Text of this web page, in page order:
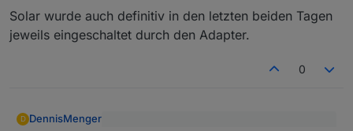
nochmal genauer an – dann könnte da tatsächlich
noch was nicht sauber greifen 👍
schicken, dann gehe ich da tiefer rein
Solar wurde auch definitiv in den letzten beiden Tagen
jeweils eingeschaltet durch den Adapter.
0
D DennisMenger